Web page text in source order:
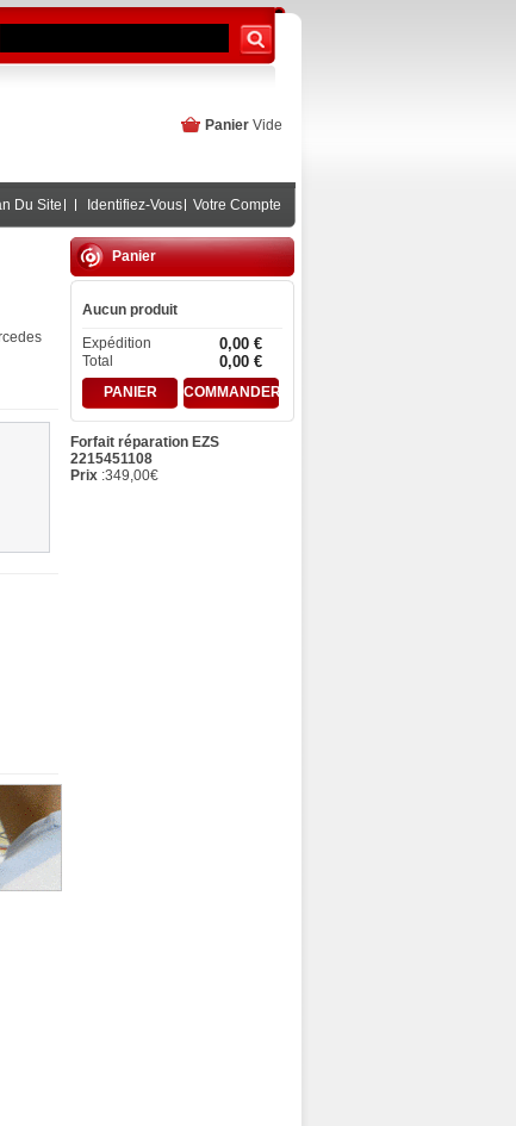
Panier Vide
Du Site Identifiez-Vous Votre Compte
Panier
Aucun produit
Expédition
0,00 €
Total 0,00 €
PANIER COMMANDER
Forfait réparation EZS
2215451108
Prix :349,00€